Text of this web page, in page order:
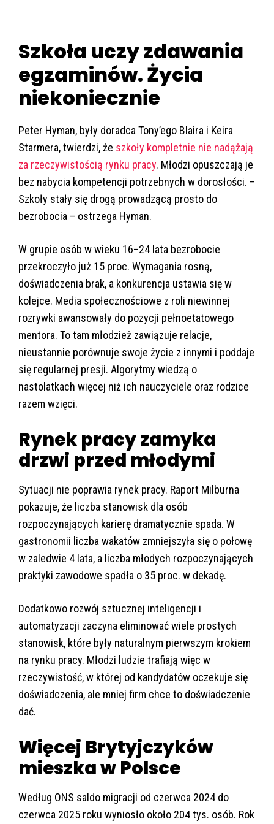
Szkoła uczy zdawania
egzaminów. Życia
niekoniecznie
Peter Hyman, były doradca Tony’ego Blaira i Keira
Starmera, twierdzi, że szkoły kompletnie nie nadążają
za rzeczywistością rynku pracy. Młodzi opuszczają je
bez nabycia kompetencji potrzebnych w dorosłości. –
Szkoły stały się drogą prowadzącą prosto do
bezrobocia – ostrzega Hyman.
W grupie osób w wieku 16–24 lata bezrobocie
przekroczyło już 15 proc. Wymagania rosną,
doświadczenia brak, a konkurencja ustawia się w
kolejce. Media społecznościowe z roli niewinnej
rozrywki awansowały do pozycji pełnoetatowego
mentora. To tam młodzież zawiązuje relacje,
nieustannie porównuje swoje życie z innymi i poddaje
się regularnej presji. Algorytmy wiedzą o
nastolatkach więcej niż ich nauczyciele oraz rodzice
razem wzięci.
Rynek pracy zamyka
drzwi przed młodymi
Sytuacji nie poprawia rynek pracy. Raport Milburna
pokazuje, że liczba stanowisk dla osób
rozpoczynających karierę dramatycznie spada. W
gastronomii liczba wakatów zmniejszyła się o połowę
w zaledwie 4 lata, a liczba młodych rozpoczynających
praktyki zawodowe spadła o 35 proc. w dekadę.
Dodatkowo rozwój sztucznej inteligencji i
automatyzacji zaczyna eliminować wiele prostych
stanowisk, które były naturalnym pierwszym krokiem
na rynku pracy. Młodzi ludzie trafiają więc w
rzeczywistość, w której od kandydatów oczekuje się
doświadczenia, ale mniej firm chce to doświadczenie
dać.
Więcej Brytyjczyków
mieszka w Polsce
Według ONS saldo migracji od czerwca 2024 do
czerwca 2025 roku wyniosło około 204 tys. osób. Rok